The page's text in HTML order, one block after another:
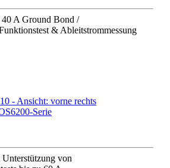
A Ground Bond /
& Ableitstrommessung
Serie
von